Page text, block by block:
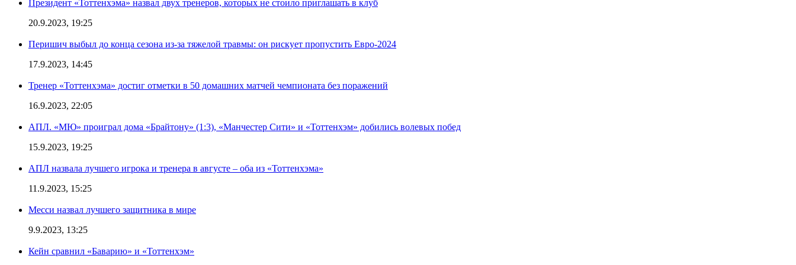
Президент «Тоттенхэма» назвал двух тренеров, которых не стоило приглашать в клуб
20.9.2023, 19:25
Перишич выбыл до конца сезона из-за тяжелой травмы: он рискует пропустить Евро-2024
17.9.2023, 14:45
Тренер «Тоттенхэма» достиг отметки в 50 домашних матчей чемпионата без поражений
16.9.2023, 22:05
АПЛ. «МЮ» проиграл дома «Брайтону» (1:3), «Манчестер Сити» и «Тоттенхэм» добились волевых побед
15.9.2023, 19:25
АПЛ назвала лучшего игрока и тренера в августе – оба из «Тоттенхэма»
11.9.2023, 15:25
Месси назвал лучшего защитника в мире
9.9.2023, 13:25
Кейн сравнил «Баварию» и «Тоттенхэм»